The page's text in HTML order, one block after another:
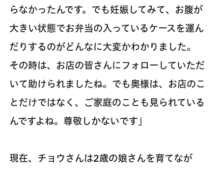
らなかったんです。でも妊娠してみて、お腹が
大きい状態でお弁当の入っているケースを運ん
だりするのがどんなに大変かわかりました。
その時は、お店の皆さんにフォローしていただ
いて助けられましたね。でも奥様は、お店のこ
とだけではなく、ご家庭のことも見られている
んですよね。尊敬しかないです」
現在、チョウさんは2歳の娘さんを育てなが